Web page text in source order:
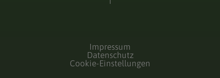
Impressum
Datenschutz
Cookie-Einstellungen